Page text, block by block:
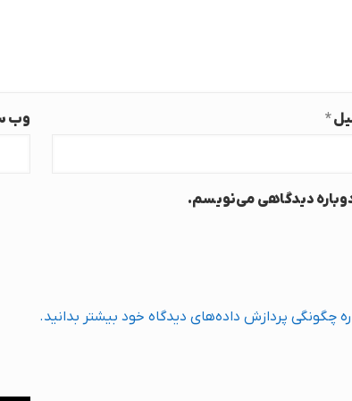
* وب‌
دوباره دیدگاهی می‌نویسم.
چگونگی پردازش داده‌های دیدگاه خود بیشتر بدانید.